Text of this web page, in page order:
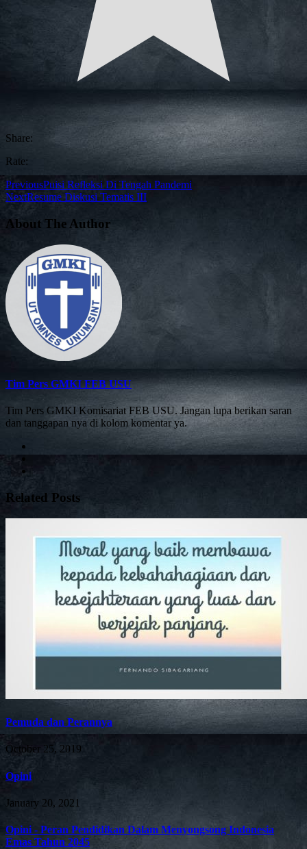
Share:
Rate:
PreviousPuisi Refleksi Di Tengah Pandemi
NextResume Diskusi Tematis III
About The Author
Tim Pers GMKI FEB USU
Tim Pers GMKI Komisariat FEB USU. Jangan lupa berikan saran
dan tanggapan nya di kolom komentar ya.
Related Posts
Pemuda dan Perannya
October 25, 2019
Opini
January 20, 2021
Opini - Peran Pendidikan Dalam Menyongsong Indonesia
Emas Tahun 2045